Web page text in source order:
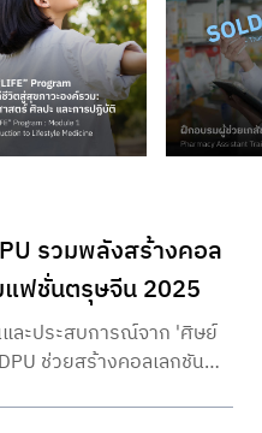
รวมพลังสร้างคอล
แฟชั่นตรุษจีน 2025
และประสบการณ์จาก 'ศิษย์
ช่วยสร้างคอลเลกชัน